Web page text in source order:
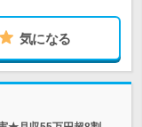
気になる